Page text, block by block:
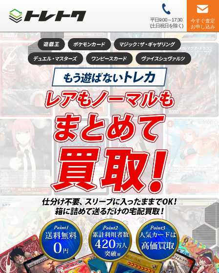
平日9:00～17:30
(土日祝日を除く)
今すぐ査定
お申し込み